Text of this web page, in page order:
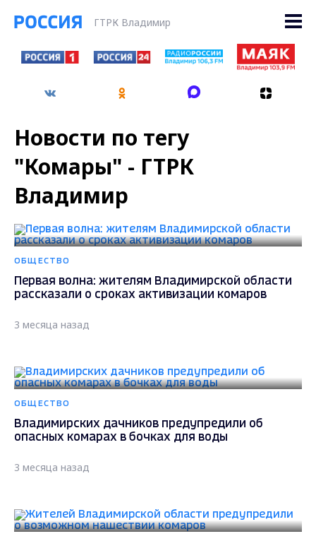
ГТРК Владимир
Новости по тегу
"Комары" - ГТРК
Владимир
ОБЩЕСТВО
Первая волна: жителям Владимирской области
рассказали о сроках активизации комаров
3 месяца назад
ОБЩЕСТВО
Владимирских дачников предупредили об
опасных комарах в бочках для воды
3 месяца назад